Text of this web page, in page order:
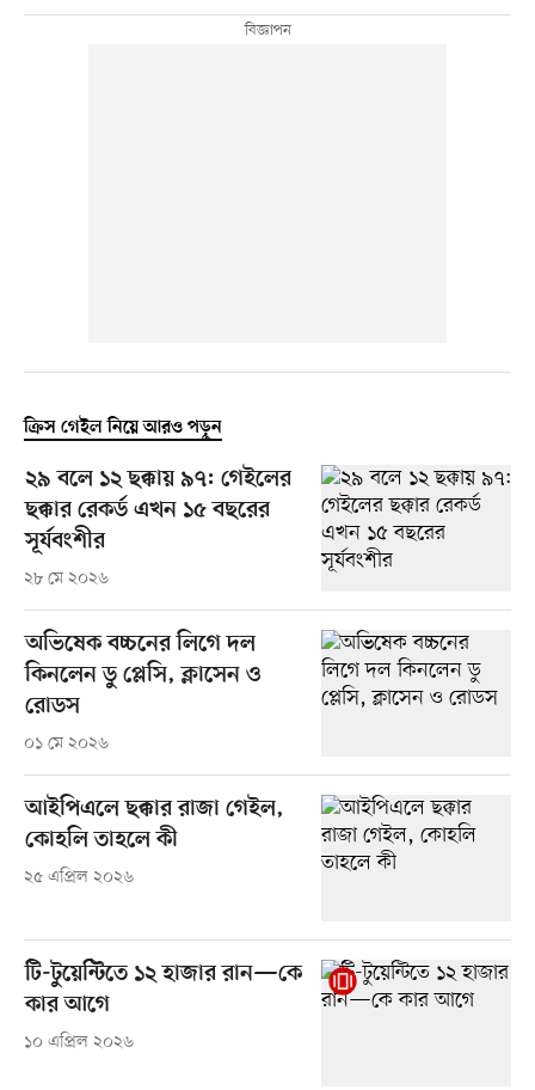
ক্রিস গেইল নিয়ে আরও পড়ুন
২৯ বলে ১২ ছক্কায় ৯৭: গেইলের
ছক্কার রেকর্ড এখন ১৫ বছরের
সূর্যবংশীর
২৮ মে ২০২৬
অভিষেক বচ্চনের লিগে দল
কিনলেন ডু প্লেসি, ক্লাসেন ও
রোডস
০১ মে ২০২৬
আইপিএলে ছক্কার রাজা গেইল,
কোহলি তাহলে কী
২৫ এপ্রিল ২০২৬
টি-টুয়েন্টিতে ১২ হাজার রান—কে
কার আগে
১০ এপ্রিল ২০২৬